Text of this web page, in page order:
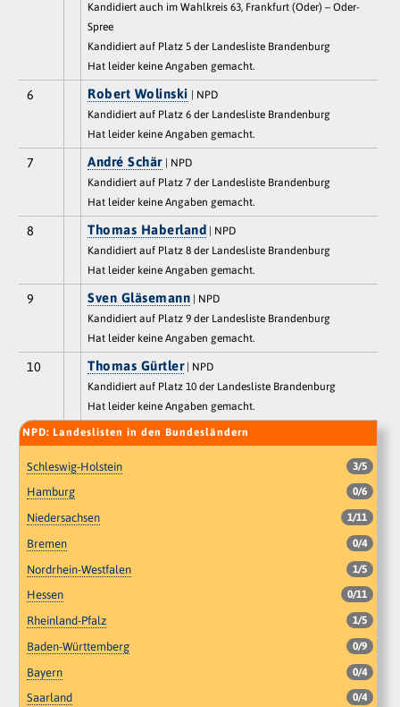
Kandidiert auch im Wahlkreis 63, Frankfurt (Oder) – Oder-
Spree
Kandidiert auf Platz 5 der Landesliste Brandenburg
Hat leider keine Angaben gemacht.
6 Robert Wolinski | NPD
Kandidiert auf Platz 6 der Landesliste Brandenburg
Hat leider keine Angaben gemacht.
7 André Schär| NPD
Kandidiert auf Platz 7 der Landesliste Brandenburg
Hat leider keine Angaben gemacht.
8 Thomas Haberland
| NPD
Kandidiert auf Platz 8 der Landesliste Brandenburg
Hat leider keine Angaben gemacht.
9 Sven Gläsemann | NPD
Kandidiert auf Platz 9 der Landesliste Brandenburg
Hat leider keine Angaben gemacht.
10 Thomas Gürtler| NPD
Kandidiert auf Platz 10 der Landesliste Brandenburg
Hat leider keine Angaben gemacht.
NPD: Landeslisten in den Bundesländern
Schleswig-Holstein 3/5
Hamburg 0/6
Niedersachsen 1/11
Bremen 0/4
Nordrhein-Westfalen 1/5
Hessen 0/11
Rheinland-Pfalz 1/5
Baden-Württemberg 0/9
Bayern 0/4
Saarland 0/4